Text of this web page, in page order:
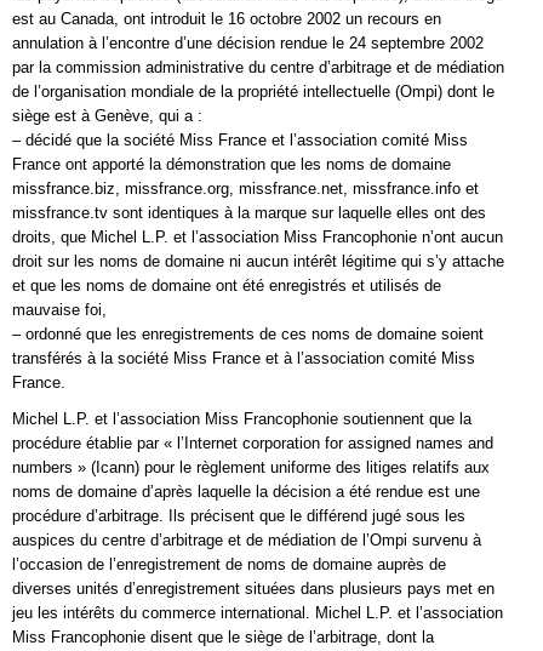
est au Canada, ont introduit le 16 octobre 2002 un recours en
annulation à l’encontre d’une décision rendue le 24 septembre 2002
par la commission administrative du centre d’arbitrage et de médiation
de l’organisation mondiale de la propriété intellectuelle (Ompi) dont le
siège est à Genève, qui a :
– décidé que la société Miss France et l’association comité Miss
France ont apporté la démonstration que les noms de domaine
missfrance.biz, missfrance.org, missfrance.net, missfrance.info et
missfrance.tv sont identiques à la marque sur laquelle elles ont des
droits, que Michel L.P. et l’association Miss Francophonie n’ont aucun
droit sur les noms de domaine ni aucun intérêt légitime qui s’y attache
et que les noms de domaine ont été enregistrés et utilisés de
mauvaise foi,
– ordonné que les enregistrements de ces noms de domaine soient
transférés à la société Miss France et à l’association comité Miss
France.
Michel L.P. et l’association Miss Francophonie soutiennent que la
procédure établie par « l’Internet corporation for assigned names and
numbers » (Icann) pour le règlement uniforme des litiges relatifs aux
noms de domaine d’après laquelle la décision a été rendue est une
procédure d’arbitrage. Ils précisent que le différend jugé sous les
auspices du centre d’arbitrage et de médiation de l’Ompi survenu à
l’occasion de l’enregistrement de noms de domaine auprès de
diverses unités d’enregistrement situées dans plusieurs pays met en
jeu les intérêts du commerce international. Michel L.P. et l’association
Miss Francophonie disent que le siège de l’arbitrage, dont la